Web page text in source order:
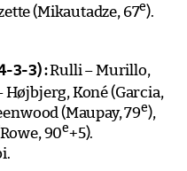
(Mikautadze, 67e).
3-3) :Rulli – Murillo,
Højbjerg, Koné (Garcia,
(Maupay, 79e),
90e+5).